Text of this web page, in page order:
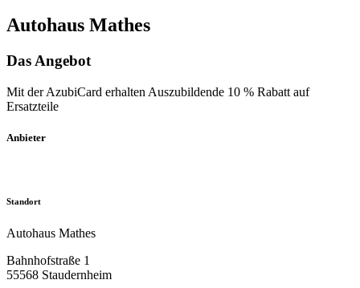
Autohaus Mathes
Das Angebot
Mit der AzubiCard erhalten Auszubildende 10 % Rabatt auf
Ersatzteile
Anbieter
Standort
Autohaus Mathes
Bahnhofstraße 1
55568 Staudernheim